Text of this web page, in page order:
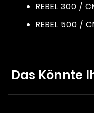
REBEL 300 /
REBEL 500 /
Das Könnte